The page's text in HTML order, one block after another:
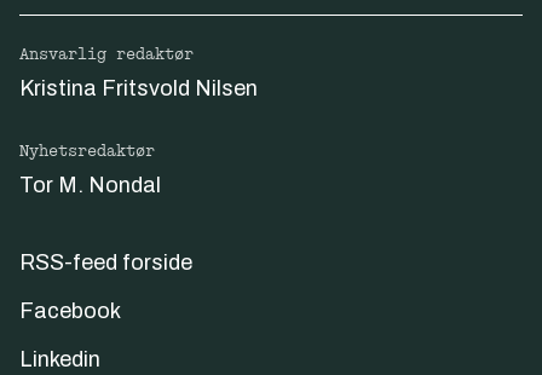
Ansvarlig redaktør
Kristina Fritsvold Nilsen
Nyhetsredaktør
Tor M. Nondal
RSS-feed forside
Facebook
Linkedin